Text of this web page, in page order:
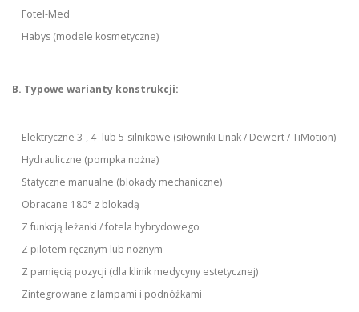
Fotel-Med
Habys (modele kosmetyczne)
B. Typowe warianty konstrukcji:
Elektryczne 3-, 4- lub 5-silnikowe (siłowniki Linak / Dewert / TiMotion)
Hydrauliczne (pompka nożna)
Statyczne manualne (blokady mechaniczne)
Obracane 180° z blokadą
Z funkcją leżanki / fotela hybrydowego
Z pilotem ręcznym lub nożnym
Z pamięcią pozycji (dla klinik medycyny estetycznej)
Zintegrowane z lampami i podnóżkami